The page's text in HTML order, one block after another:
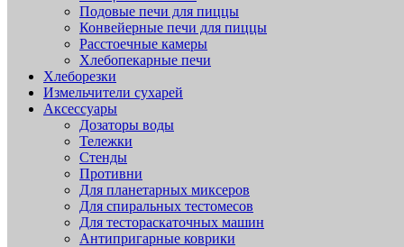
Подовые печи для пиццы
Конвейерные печи для пиццы
Расстоечные камеры
Хлебопекарные печи
Хлеборезки
Измельчители сухарей
Аксессуары
Дозаторы воды
Тележки
Стенды
Противни
Для планетарных миксеров
Для спиральных тестомесов
Для тестораскаточных машин
Антипригарные коврики